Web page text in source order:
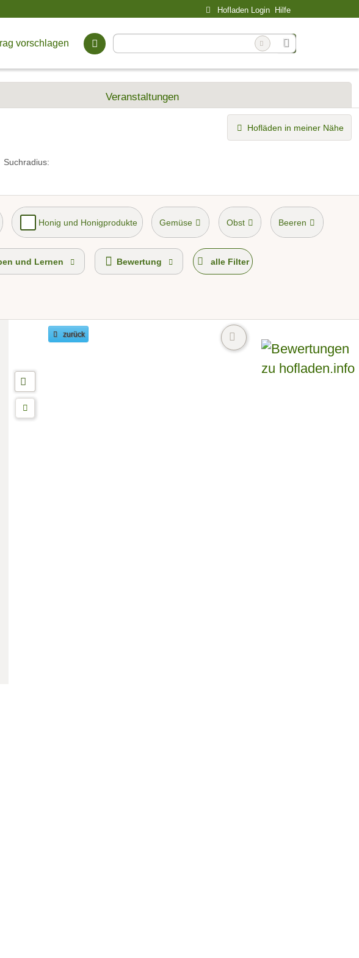
Hofladen Login Hilfe
vorschlagen
Veranstaltungen
Hofläden in meiner Nähe
Suchradius:
Honig und Honigprodukte Gemüse Obst Beeren
und Lernen Bewertung alle Filter
zurück